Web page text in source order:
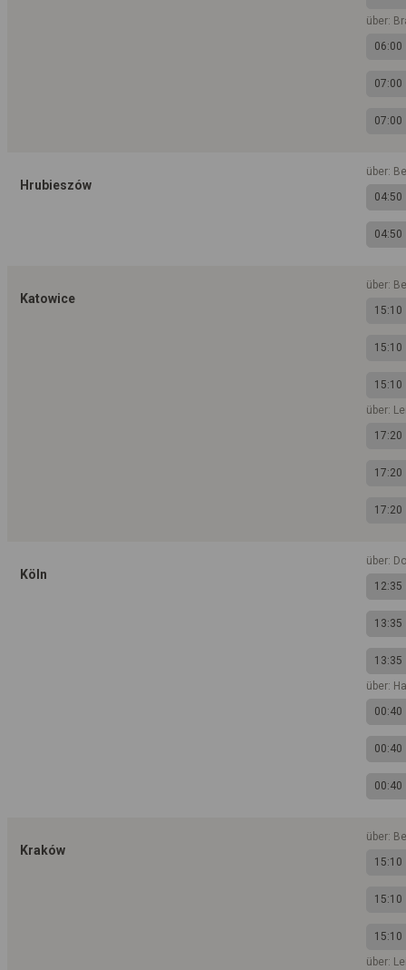
über:
06:00
07:00
07:00
Hrubieszów
über:
04:50
04:50
Katowice
über:
15:10
15:10
15:10
über:
17:20
17:20
17:20
Köln
über:
12:35
13:35
13:35
über:
00:40
00:40
00:40
Kraków
über:
15:10
15:10
15:10
über: